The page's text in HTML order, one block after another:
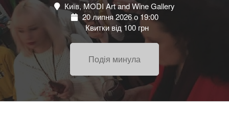
Київ, MODI Art and Wine Gallery
20 липня 2026 о 19:00
Квитки від 100 грн
Подія минула